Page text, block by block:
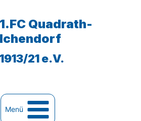
1.FC Quadrath-
Ichendorf
1913/21 e.V.
Menü